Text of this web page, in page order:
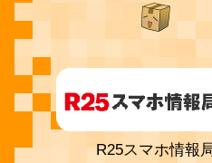
R25スマホ情報